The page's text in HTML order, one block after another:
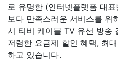
로 유명한 (인터넷플랫폼 대
보다 만족스러운 서비스를 위
시 티비 케이블 TV 유선 방송
저렴한 요금제 할인 혜택, 최
하고 있습니다.